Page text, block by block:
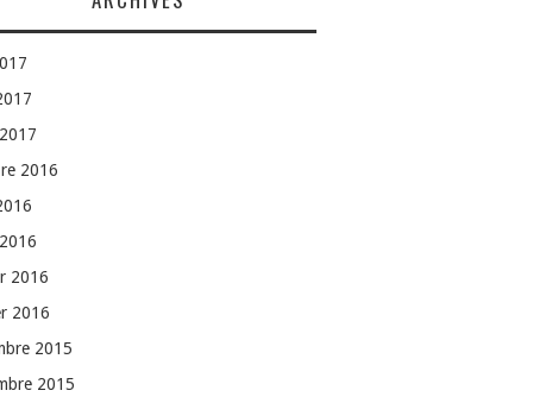
2016
2016
2016
2015
2015